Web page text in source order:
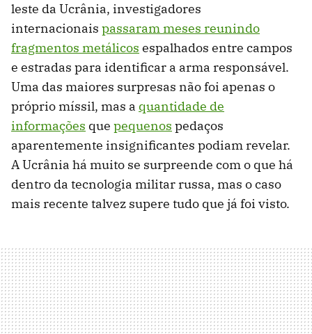
leste da Ucrânia, investigadores
internacionais passaram meses reunindo
fragmentos metálicos espalhados entre campos
e estradas para identificar a arma responsável.
Uma das maiores surpresas não foi apenas o
próprio míssil, mas a quantidade de
informações que pequenos pedaços
aparentemente insignificantes podiam revelar.
A Ucrânia há muito se surpreende com o que há
dentro da tecnologia militar russa, mas o caso
mais recente talvez supere tudo que já foi visto.